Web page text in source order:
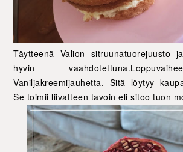
Täytteenä Valion sitruunatuorejuusto
hyvin
Vaniljakreemijauhetta. Sitä löytyy
Se toimii liivatteen tavoin eli sitoo tuon